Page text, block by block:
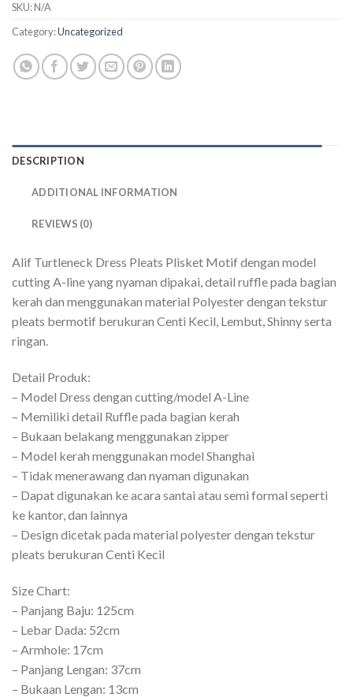
SKU:N/A
Category:Uncategorized
DESCRIPTION
ADDITIONAL INFORMATION
REVIEWS (0)
Alif Turtleneck Dress Pleats Plisket Motif dengan model
cutting A-line yang nyaman dipakai, detail ruffle pada bagian
kerah dan menggunakan material Polyester dengan tekstur
pleats bermotif berukuran Centi Kecil, Lembut, Shinny serta
ringan.
Detail Produk:
– Model Dress dengan cutting/model A-Line
– Memiliki detail Ruffle pada bagian kerah
– Bukaan belakang menggunakan zipper
– Model kerah menggunakan model Shanghai
– Tidak menerawang dan nyaman digunakan
– Dapat digunakan ke acara santai atau semi formal seperti
ke kantor, dan lainnya
– Design dicetak pada material polyester dengan tekstur
pleats berukuran Centi Kecil
Size Chart:
– Panjang Baju: 125cm
– Lebar Dada: 52cm
– Armhole: 17cm
– Panjang Lengan: 37cm
– Bukaan Lengan: 13cm